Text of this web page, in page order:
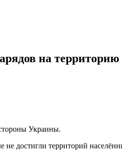
на территорию
Украины.
достигли территорий